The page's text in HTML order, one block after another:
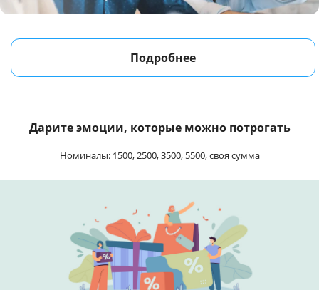
Подробнее
Дарите эмоции, которые можно потрогать
Номиналы: 1500, 2500, 3500, 5500, своя сумма